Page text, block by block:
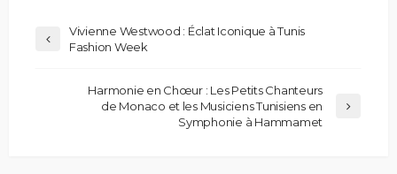
Vivienne Westwood : Éclat Iconique à Tunis
Fashion Week
Harmonie en Chœur : Les Petits Chanteurs
de Monaco et les Musiciens Tunisiens en
Symphonie à Hammamet